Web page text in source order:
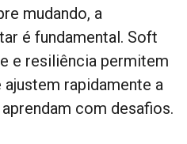
mudando, a
é fundamental. Soft
e resiliência permitem
rapidamente a
com desafios.